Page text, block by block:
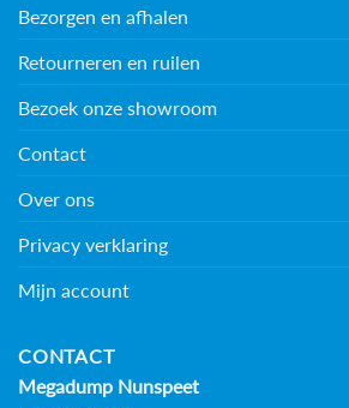
Bezorgen en afhalen
Retourneren en ruilen
Bezoek onze showroom
Contact
Over ons
Privacy verklaring
Mijn account
CONTACT
Megadump Nunspeet